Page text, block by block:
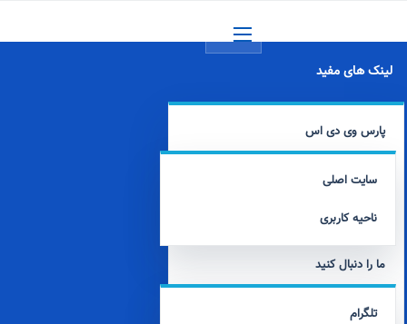
لینک های مفید
پارس وی دی اس
سایت اصلی
ناحیه کاربری
ما را دنبال کنید
تلگرام